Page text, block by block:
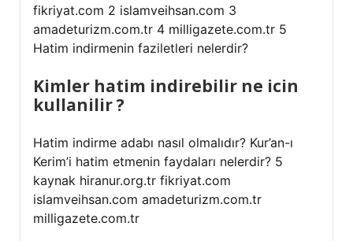
fikriyat.com 2 islamveihsan.com 3
amadeturizm.com.tr 4 milligazete.com.tr 5
Hatim indirmenin faziletleri nelerdir?
Kimler hatim indirebilir ne icin
kullanilir ?
Hatim indirme adabı nasıl olmalıdır? Kur’an-ı
Kerim’i hatim etmenin faydaları nelerdir? 5
kaynak hiranur.org.tr fikriyat.com
islamveihsan.com amadeturizm.com.tr
milligazete.com.tr